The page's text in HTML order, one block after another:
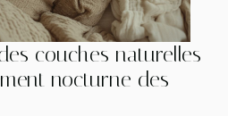
couches naturelles
nocturne des